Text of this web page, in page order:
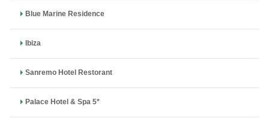
Blue Marine Residence
Ibiza
Sanremo Hotel Restorant
Palace Hotel & Spa 5*